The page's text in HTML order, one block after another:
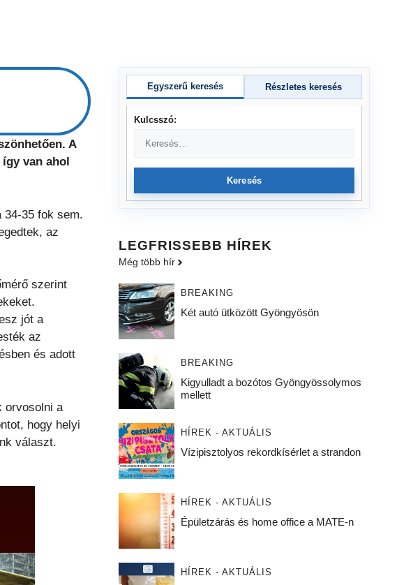
A
van ahol
34-35 fok sem.
az
szerint
jót a
az
és adott
orvosolni a
hogy helyi
választ.
Egyszerű keresés Részletes keresés
Kulcsszó:
Keresés
LEGFRISSEBB HÍREK
Még több hír
BREAKING
Két autó ütközött Gyöngyösön
BREAKING
Kigyulladt a bozótos Gyöngyössolymos
mellett
HÍREK - AKTUÁLIS
Vízipisztolyos rekordkísérlet a strandon
HÍREK - AKTUÁLIS
Épületzárás és home office a MATE-n
HÍREK - AKTUÁLIS